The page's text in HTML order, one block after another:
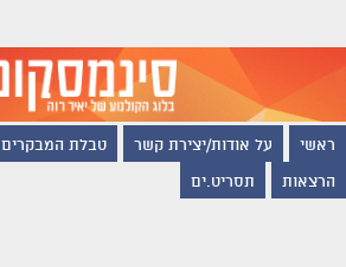
ראשי על אודות/יצירת קשר טבלת המבקרים
הרצאות תסריט.ים